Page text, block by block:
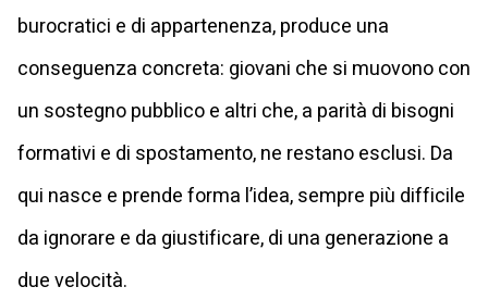
burocratici e di appartenenza, produce una
conseguenza concreta: giovani che si muovono con
un sostegno pubblico e altri che, a parità di bisogni
formativi e di spostamento, ne restano esclusi. Da
qui nasce e prende forma l’idea, sempre più difficile
da ignorare e da giustificare, di una generazione a
due velocità.